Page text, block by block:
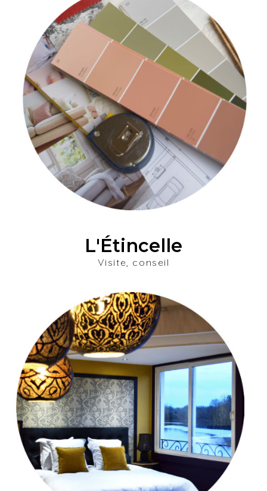
ACCUEIL
PROJETS
PRESTATIONS
À PROPOS
UNIVERS CRÉATIF
L'Étincelle
Visite, conseil